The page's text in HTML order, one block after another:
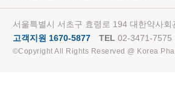
서울특별시 서초구 효령로 194 대한약사
고객지원 1670-5877
TEL 02-3471-7575
©Copyright All Rights Reserved @ Korea